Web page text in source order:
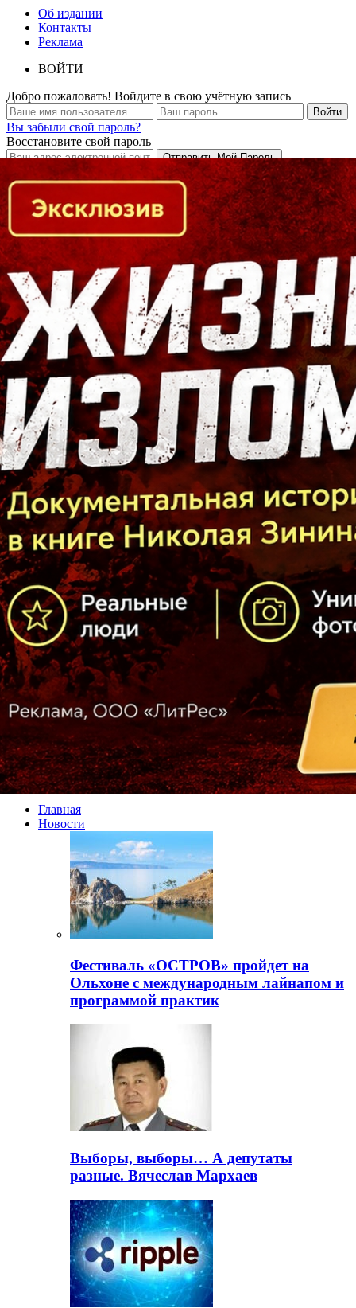
Об издании
Контакты
Реклама
ВОЙТИ
Добро пожаловать! Войдите в свою учётную запись
Вы забыли свой пароль?
Восстановите свой пароль
Кто есть кто в Байкальском регионе
Главная
Новости
Фестиваль «ОСТРОВ» пройдет на
Ольхоне с международным лайнапом и
программой практик
Выборы, выборы… А депутаты
разные. Вячеслав Мархаев